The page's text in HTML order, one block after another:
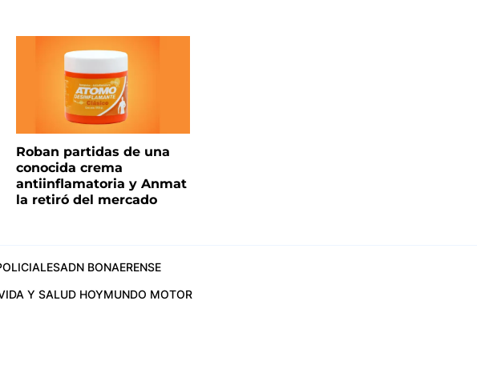
Roban partidas de una
conocida crema
antiinflamatoria y Anmat
la retiró del mercado
ADN BONAERENSE
Y SALUD HOYMUNDO MOTOR